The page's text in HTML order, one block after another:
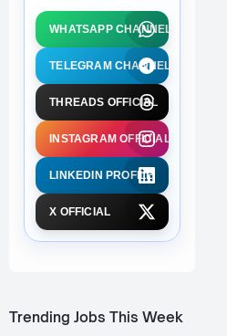
WHATSAPP CHANNEL
TELEGRAM CHANNEL
THREADS OFFICIAL
INSTAGRAM OFFICIAL
LINKEDIN PROFILE
X OFFICIAL
Trending Jobs This Week